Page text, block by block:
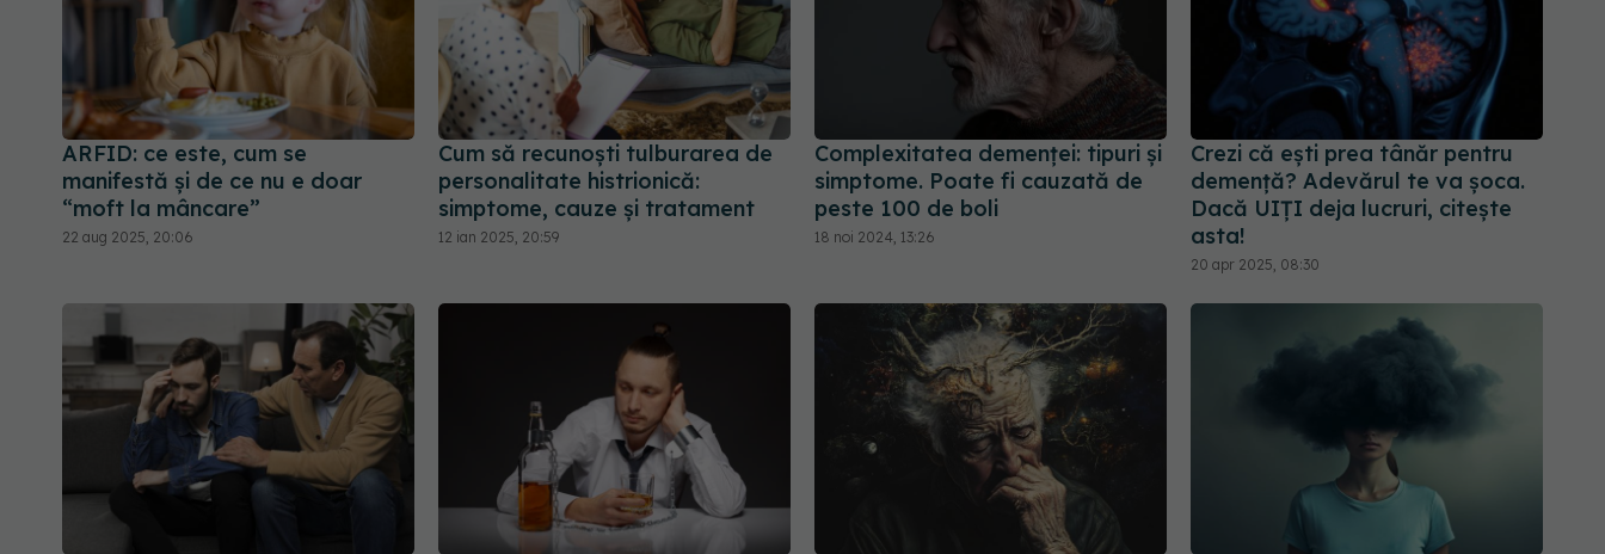
ARFID: ce este, cum se
manifestă și de ce nu e doar
“moft la mâncare”
22 aug 2025, 20:06
Cum să recunoști tulburarea de
personalitate histrionică:
simptome, cauze și tratament
12 ian 2025, 20:59
Complexitatea demenței: tipuri și
simptome. Poate fi cauzată de
peste 100 de boli
18 noi 2024, 13:26
Crezi că ești prea tânăr pentru
demență? Adevărul te va șoca.
Dacă UIȚI deja lucruri, citește
asta!
20 apr 2025, 08:30